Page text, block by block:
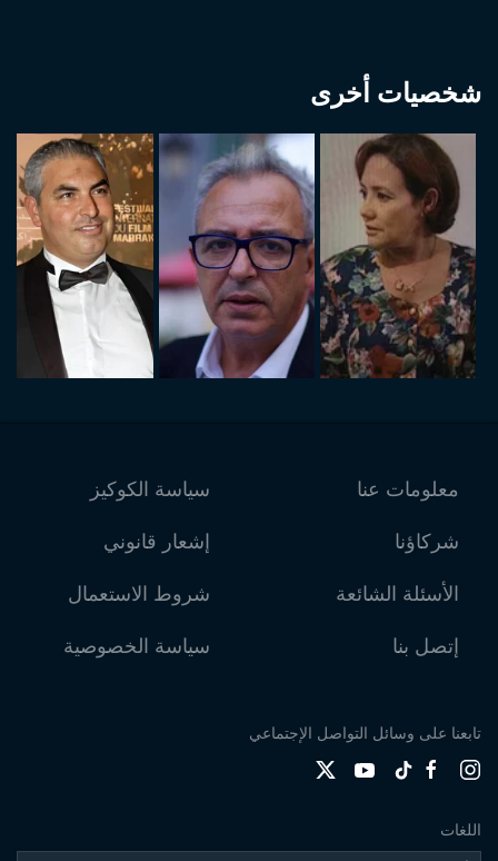
شخصيات أخرى
معلومات عنا
شركاؤنا
الأسئلة الشائعة
إتصل بنا
سياسة الكوكيز
إشعار قانوني
شروط الاستعمال
سياسة الخصوصية
تابعنا على وسائل التواصل الإجتماعي
اللغات